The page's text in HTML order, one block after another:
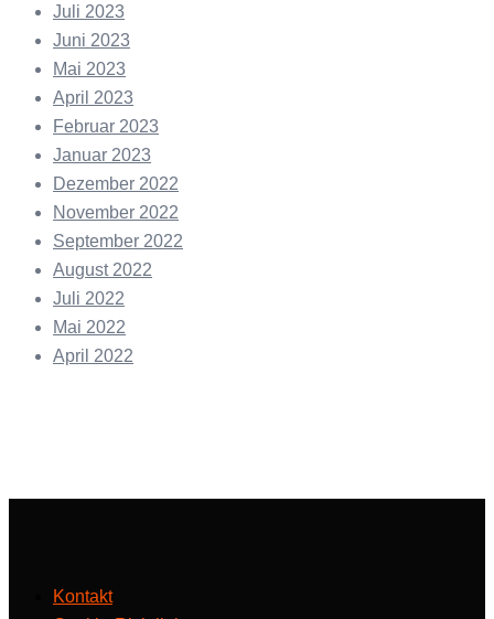
Juli 2023
Juni 2023
Mai 2023
April 2023
Februar 2023
Januar 2023
Dezember 2022
November 2022
September 2022
August 2022
Juli 2022
Mai 2022
April 2022
Kontakt